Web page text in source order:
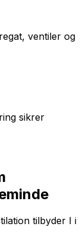
ventiler og
sikrer
tilbyder I i